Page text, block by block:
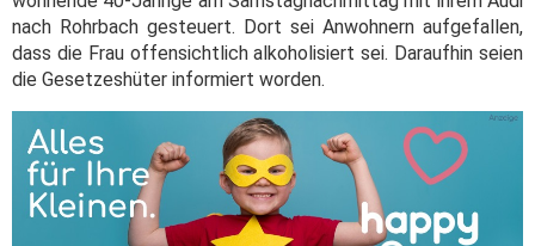
nach Rohrbach gesteuert. Dort sei Anwohnern aufgefallen,
dass die Frau offensichtlich alkoholisiert sei. Daraufhin seien
die Gesetzeshüter informiert worden.